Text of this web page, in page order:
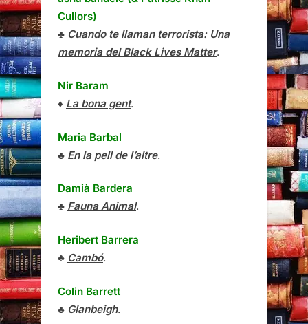
Cullors)
♣ Cuando te llaman terrorista: Una
memoria del Black Lives Matter.
Nir Baram
♦ La bona gent.
Maria Barbal
♣ En la pell de l’altre.
Damià Bardera
♣ Fauna Animal.
Heribert Barrera
♣ Cambó.
Colin Barrett
♣ Glanbeigh.